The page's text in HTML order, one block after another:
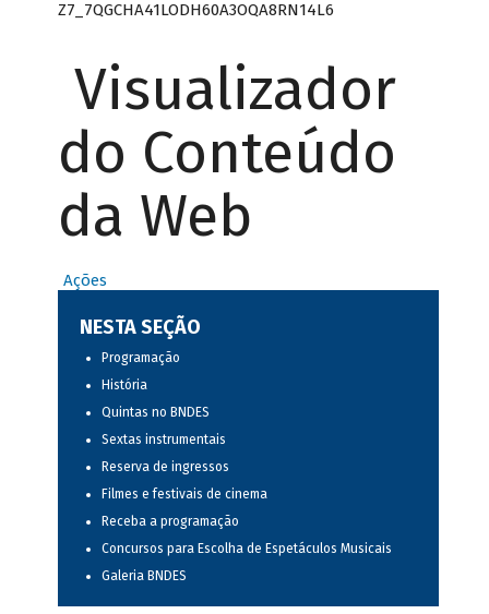
Z7_7QGCHA41LODH60A3OQA8RN14L6
Visualizador
do Conteúdo
da Web
Ações
NESTA SEÇÃO
Programação
História
Quintas no BNDES
Sextas instrumentais
Reserva de ingressos
Filmes e festivais de cinema
Receba a programação
Concursos para Escolha de Espetáculos Musicais
Galeria BNDES